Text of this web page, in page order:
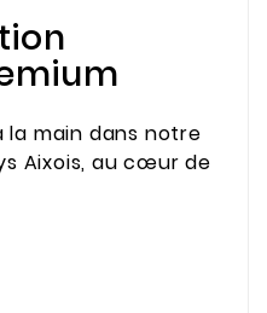
la main dans notre
Aixois, au cœur de